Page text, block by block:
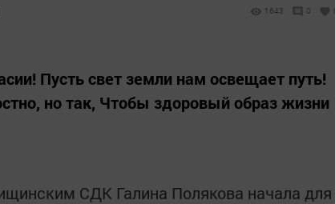
1643 0
Пусть свет земли нам освещает путь!
но так, Чтобы здоровый образ жизни
СДК Галина Полякова начала для